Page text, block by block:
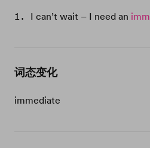
I can’t wait – I need an
词态变化
immediate